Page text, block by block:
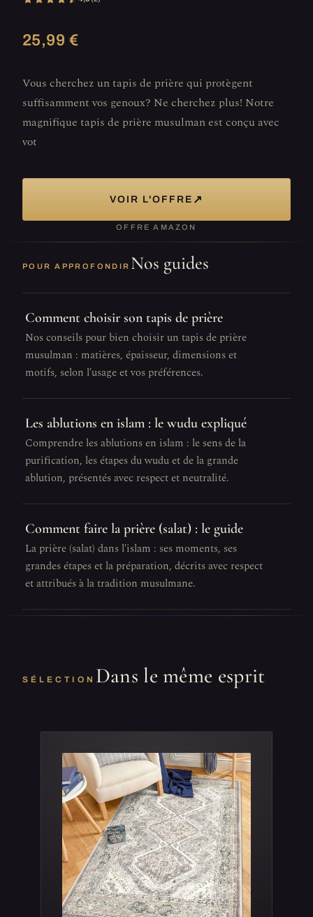
25,99 €
Vous cherchez un tapis de prière qui protègent
suffisamment vos genoux? Ne cherchez plus! Notre
magnifique tapis de prière musulman est conçu avec
vot
VOIR L'OFFRE ↗
OFFRE AMAZON
POUR APPROFONDIR Nos guides
Comment choisir son tapis de prière
Nos conseils pour bien choisir un tapis de prière
musulman : matières, épaisseur, dimensions et
motifs, selon l'usage et vos préférences.
Les ablutions en islam : le wudu expliqué
Comprendre les ablutions en islam : le sens de la
purification, les étapes du wudu et de la grande
ablution, présentés avec respect et neutralité.
Comment faire la prière (salat) : le guide
La prière (salat) dans l'islam : ses moments, ses
grandes étapes et la préparation, décrits avec respect
et attribués à la tradition musulmane.
SÉLECTION Dans le même esprit